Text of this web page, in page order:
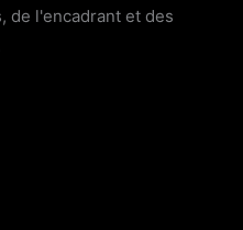
de l'encadrant et des